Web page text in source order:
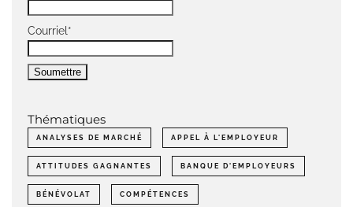
Courriel*
Thématiques
ANALYSES DE MARCHÉ APPEL À L'EMPLOYEUR
ATTITUDES GAGNANTES BANQUE D'EMPLOYEURS
BÉNÉVOLAT COMPÉTENCES